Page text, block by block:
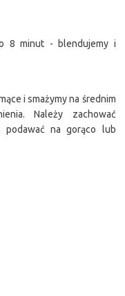
8 minut - blendujemy i
i smażymy na średnim
Należy zachować
podawać na gorąco lub